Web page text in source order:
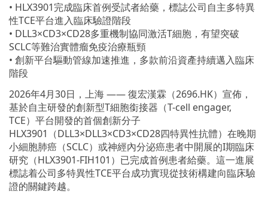
• HLX3901完成臨床首例受試者給藥，標誌公司自主多特異
性TCE平台進入臨床驗證階段
• DLL3×CD3×CD28多重機制協同激活T細胞，有望突破
SCLC等難治實體瘤免疫治療瓶頸
• 創新平台驅動管線加速推進，多款前沿資產持續邁入臨床
階段
2026年4月30日，上海 —— 復宏漢霖（2696.HK）宣佈，
基於自主研發的創新型T細胞銜接器（T-cell engager,
TCE）平台開發的首個創新分子
HLX3901（DLL3×DLL3×CD3×CD28四特異性抗體）在晚期
小細胞肺癌（SCLC）或神經內分泌癌患者中開展的I期臨床
研究（HLX3901-FIH101）已完成首例患者給藥。這一進展
標誌着公司多特異性TCE平台成功實現從技術構建向臨床驗
證的關鍵跨越。